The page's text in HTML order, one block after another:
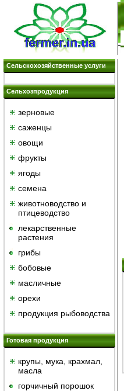
Сельскохозяйственные услуги
Сельхозпродукция
зерновые
саженцы
овощи
фрукты
ягоды
семена
животноводство и
птицеводство
лекарственные
растения
грибы
бобовые
масличные
орехи
продукция рыбоводства
Готовая продукция
крупы, мука, крахмал,
масла
горчичный порошок